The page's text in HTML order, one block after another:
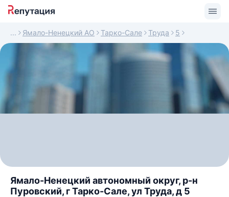
Ямало-Ненецкий АО Тарко-Сале Труда 5
Ямало-Ненецкий автономный округ, р-н
Пуровский, г Тарко-Сале, ул Труда, д 5